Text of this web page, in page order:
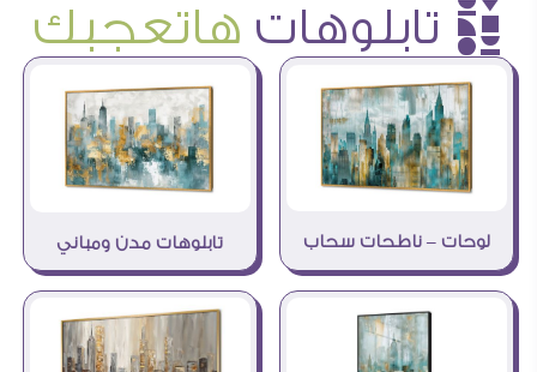
è تابلوهات هاتعجبك
لوحات – ناطحات سحاب تابلوهات مدن ومباني